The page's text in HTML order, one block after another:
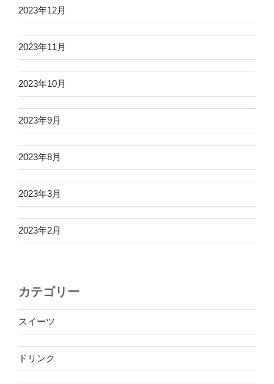
2023年12月
2023年11月
2023年10月
2023年9月
2023年8月
2023年3月
2023年2月
カテゴリー
スイーツ
ドリンク